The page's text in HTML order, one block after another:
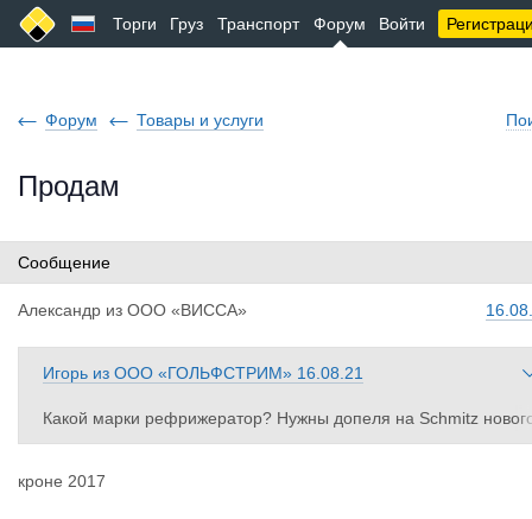
Торги Груз Транспорт Форум Войти
Форум Товары и услуги
Продам
Сообщение
Александр из ООО «ВИССА»
Игорь из ООО «ГОЛЬФСТРИМ» 16.08.21
Какой марки рефрижератор? Нужны допеля на Schmitz
образца
кроне 2017